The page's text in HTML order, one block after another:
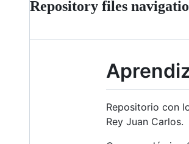
Repository files
Repositorio con
Rey Juan Carlos.